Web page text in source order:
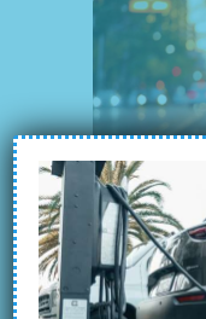
How
18-